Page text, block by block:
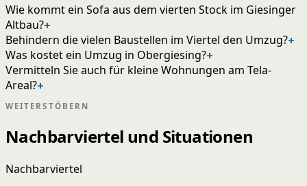
Wie kommt ein Sofa aus dem vierten Stock im Giesinger
Altbau?+
Behindern die vielen Baustellen im Viertel den Umzug?+
Was kostet ein Umzug in Obergiesing?+
Vermitteln Sie auch für kleine Wohnungen am Tela-
Areal?+
WEITERSTÖBERN
Nachbarviertel und Situationen
Nachbarviertel